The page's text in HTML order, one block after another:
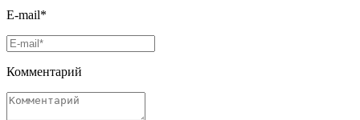
E-mail*
Комментарий